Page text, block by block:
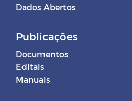
Dados Abertos
Publicações
Documentos
Editais
Manuais